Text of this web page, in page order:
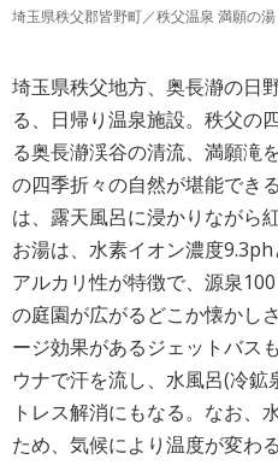
埼玉県秩父郡皆野町／秩父温泉 満願の湯
埼玉県秩父地方、奥長瀞の日
る、日帰り温泉施設。秩父の
る奥長瀞渓谷の清流、満願滝
の四季折々の自然が堪能でき
は、露天風呂に浸かりながら
お湯は、水素イオン濃度
アルカリ性が特徴で、源泉
の庭園が広がるどこか懐かし
ージ効果があるジェットバス
ウナで汗を流し、水風呂(冷
トレス解消にもなる。なお、
ため、気候により温度が変わる